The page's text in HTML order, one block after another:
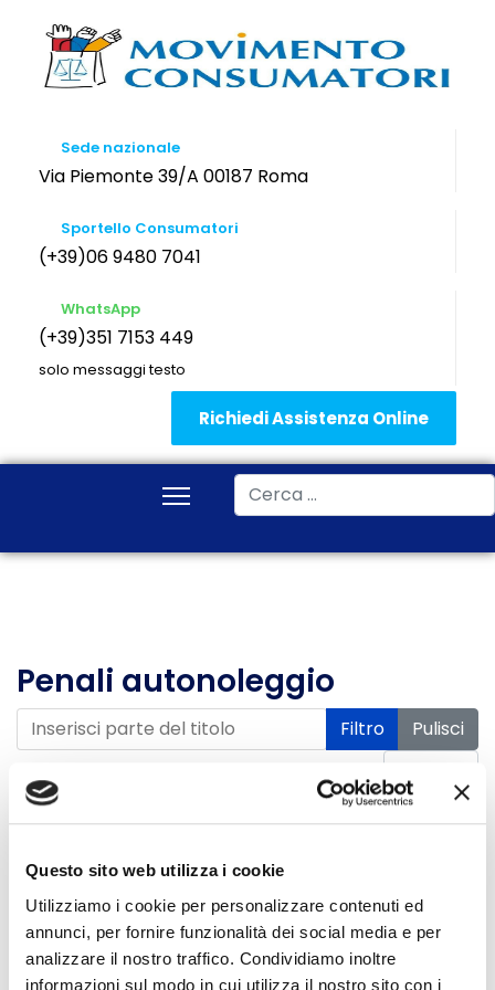
Questo sito web utilizza i cookie
Utilizziamo i cookie per personalizzare contenuti ed
annunci, per fornire funzionalità dei social media e per
analizzare il nostro traffico. Condividiamo inoltre
informazioni sul modo in cui utilizza il nostro sito con i
Sede nazionale
Via Piemonte 39/A 00187 Roma
Sportello Consumatori
(+39)06 9480 7041
WhatsApp
(+39)351 7153 449
solo messaggi testo
Richiedi Assistenza Online
Cerca
Penali autonoleggio
Inserisci parte del titolo Filtro
Pulisci
Visualizza #
Data
Penali autonoleggio.
Tribunale di Bolzano
accoglie l'azione di MC
14 Luglio 2026